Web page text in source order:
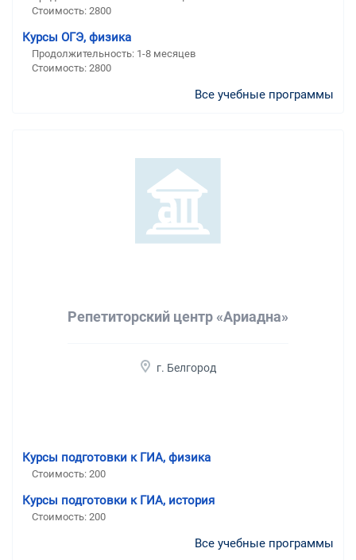
Стоимость: 2800
Курсы ОГЭ, физика
Продолжительность: 1-8 месяцев
Стоимость: 2800
Все учебные программы
Репетиторский центр «Ариадна»
г. Белгород
Курсы подготовки к ГИА, физика
Стоимость: 200
Курсы подготовки к ГИА, история
Стоимость: 200
Все учебные программы